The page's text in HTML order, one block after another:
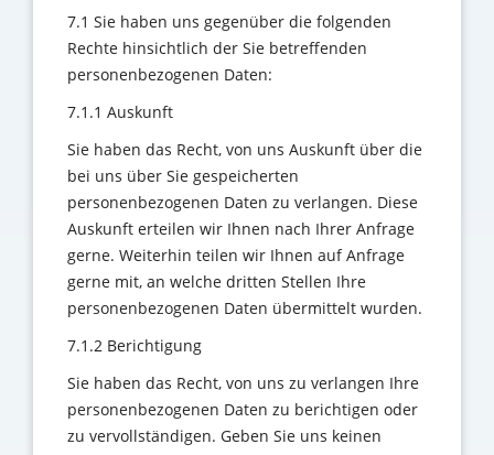
7.1 Sie haben uns gegenüber die folgenden
Rechte hinsichtlich der Sie betreffenden
personenbezogenen Daten:
7.1.1 Auskunft
Sie haben das Recht, von uns Auskunft über die
bei uns über Sie gespeicherten
personenbezogenen Daten zu verlangen. Diese
Auskunft erteilen wir Ihnen nach Ihrer Anfrage
gerne. Weiterhin teilen wir Ihnen auf Anfrage
gerne mit, an welche dritten Stellen Ihre
personenbezogenen Daten übermittelt wurden.
7.1.2 Berichtigung
Sie haben das Recht, von uns zu verlangen Ihre
personenbezogenen Daten zu berichtigen oder
zu vervollständigen. Geben Sie uns keinen